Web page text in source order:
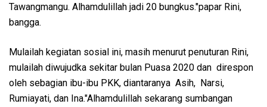
Tawangmangu. Alhamdulillah jadi 20 bungkus."papar Rini,
bangga.
Mulailah kegiatan sosial ini, masih menurut penuturan Rini,
mulailah diwujudka sekitar bulan Puasa 2020 dan direspon
oleh sebagian ibu-ibu PKK, diantaranya Asih, Narsi,
Rumiayati, dan Ina."Alhamdulillah sekarang sumbangan